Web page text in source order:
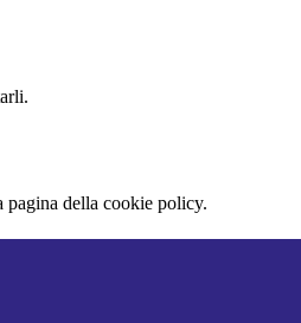
pagina della cookie policy.